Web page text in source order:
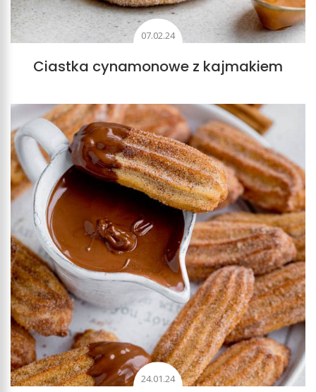
07.02.24
Ciastka cynamonowe z kajmakiem
24.01.24